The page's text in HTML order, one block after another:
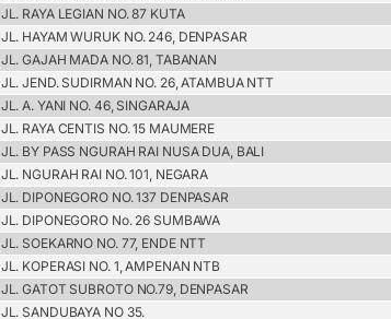
JL. RAYA LEGIAN NO. 87 KUTA
JL. HAYAM WURUK NO. 246, DENPASAR
JL. GAJAH MADA NO. 81, TABANAN
JL. JEND. SUDIRMAN NO. 26, ATAMBUA NTT
JL. A. YANI NO. 46, SINGARAJA
JL. RAYA CENTIS NO. 15 MAUMERE
JL. BY PASS NGURAH RAI NUSA DUA, BALI
JL. NGURAH RAI NO. 101, NEGARA
JL. DIPONEGORO NO. 137 DENPASAR
JL. DIPONEGORO No. 26 SUMBAWA
JL. SOEKARNO NO. 77, ENDE NTT
JL. KOPERASI NO. 1, AMPENAN NTB
JL. GATOT SUBROTO NO.79, DENPASAR
JL. SANDUBAYA NO 35.